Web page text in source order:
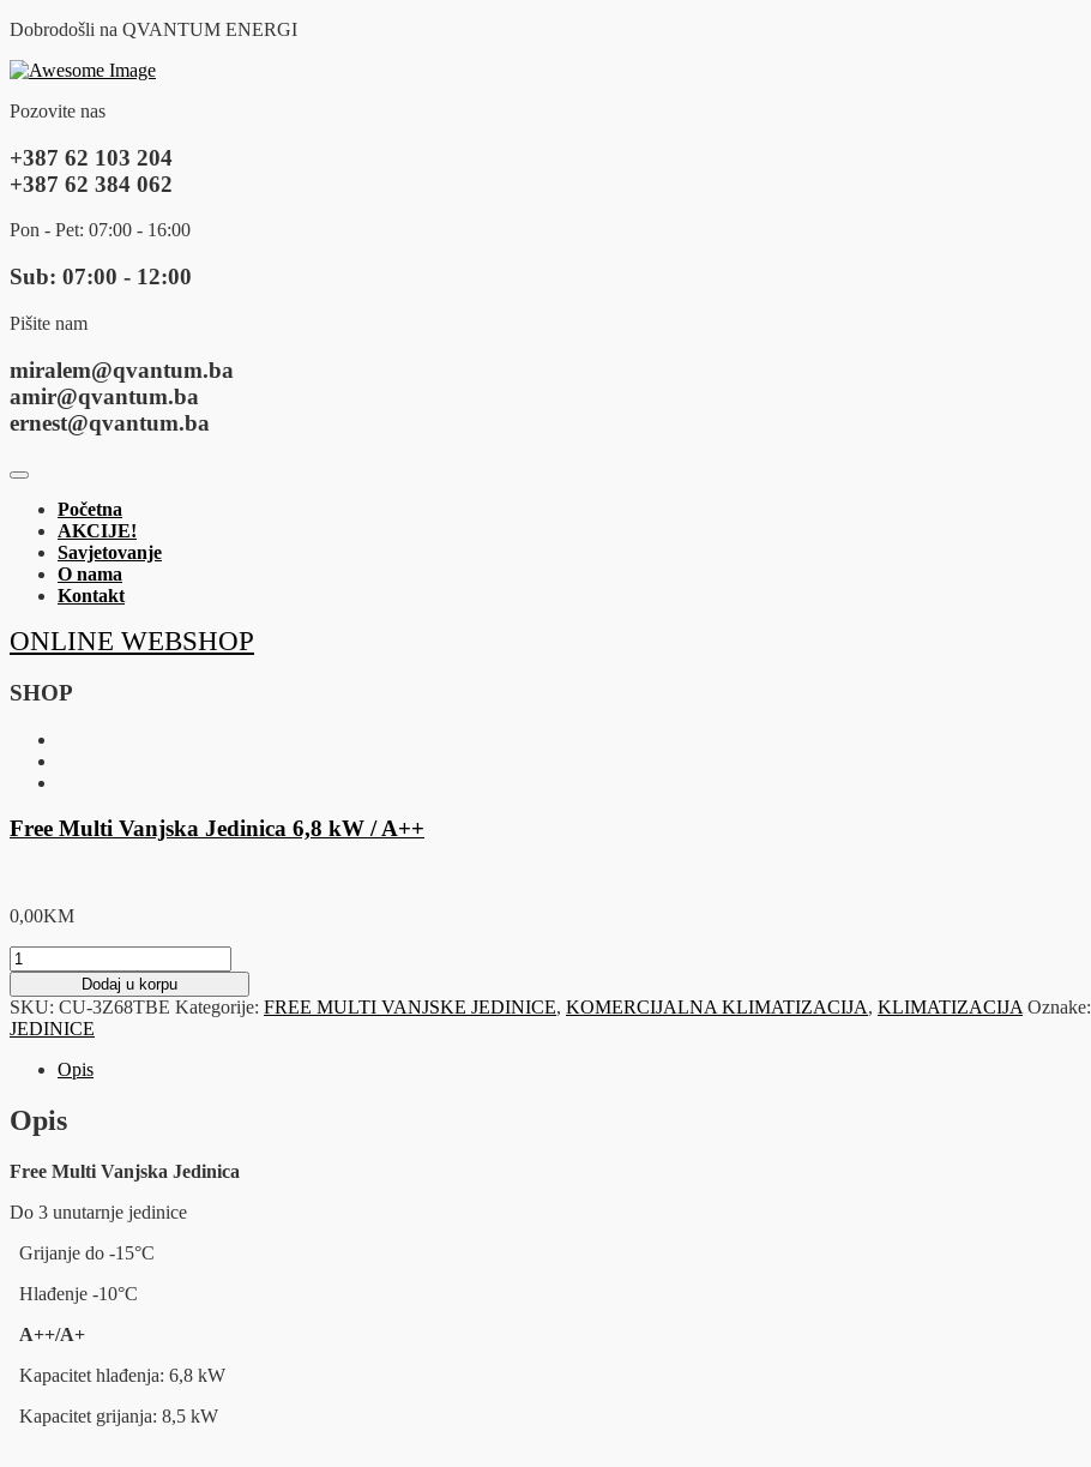
Dobrodošli na QVANTUM ENERGI
Pozovite nas
+387 62 103 204
+387 62 384 062
Pon - Pet: 07:00 - 16:00
Sub: 07:00 - 12:00
Pišite nam
miralem@qvantum.ba
amir@qvantum.ba
ernest@qvantum.ba
Početna
AKCIJE!
Savjetovanje
O nama
Kontakt
ONLINE WEBSHOP
SHOP
Free Multi Vanjska Jedinica 6,8 kW / A++
0,00KM
Free
Multi
Vanjska
Jedinica
6,8
A++
količina
Dodaj u korpu
SKU: CU-3Z68TBE Kategorije: FREE MULTI VANJSKE JEDINICE, KOMERCIJALNA KLIMATIZACIJA, KLIMATIZACIJA Oznake:
JEDINICE
Opis
Opis
Free Multi Vanjska Jedinica
Do 3 unutarnje jedinice
Grijanje do -15°C
Hlađenje -10°C
A++/A+
Kapacitet hlađenja: 6,8 kW
Kapacitet grijanja: 8,5 kW